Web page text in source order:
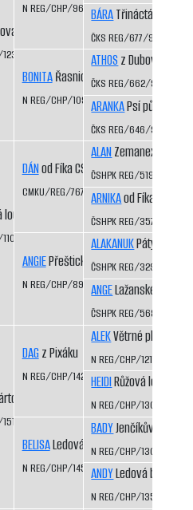
1233/01/03
1109/99/01
háje
1515/09/11
N REG/CHP/962/96/98
BONITAŘasnický potok
N REG/CHP/1093/98/00
DÁNod Fíka CS
CMKU/REG/767/93/98
ANGIEPřeštická luka
N REG/CHP/894/95/96
DAGz Pixáku
N REG/CHP/1425/07/09
BELISALedová bouře
N REG/CHP/1453/07/09
BÁRATřináctá míle CS
ČKS REG/677/92/94
ATHOS z Dubových
ČKS REG/662/92/94
ARANKAPsí půle CS
ČKS REG/646/92/94
ALANZemanex CS
ČSHPK REG/519/91
ARNIKAod Fíka CS
ČSHPK REG/357/89
ALAKANUKPátý dráp CS
ČSHPK REG/329/88/91
ANGELažanské údolí CS
ČSHPK REG/568/91/95
ALEKVětrné pláně
N REG/CHP/1217/01/05
HEIDIRůžová louka
N REG/CHP/1306/03/
BADYJenčíkův les
N REG/CHP/1308/03/
ANDYLedová bouře
N REG/CHP/1350/04/